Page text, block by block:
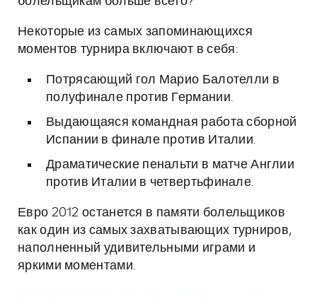
Некоторые из самых запоминающихся
моментов турнира включают в себя:
Потрясающий гол Марио Балотелли в
полуфинале против Германии.
Выдающаяся командная работа сборной
Испании в финале против Италии.
Драматические пенальти в матче Англии
против Италии в четвертьфинале.
Евро 2012 останется в памяти болельщиков
как один из самых захватывающих турниров,
наполненный удивительными играми и
яркими моментами.